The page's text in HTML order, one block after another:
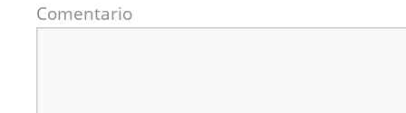
Comentario